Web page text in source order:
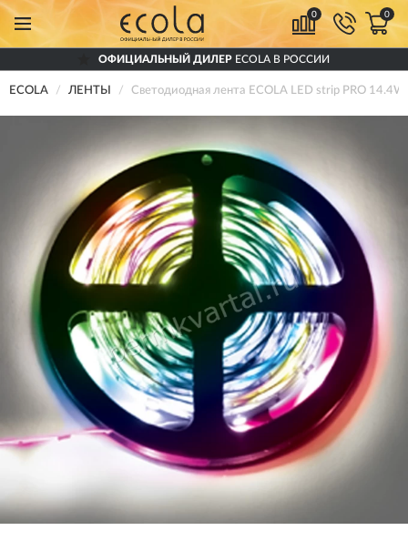
0 0
ОФИЦИАЛЬНЫЙ ДИЛЕРECOLA В РОССИИ
ECOLA ЛЕНТЫ Светодиодная лента ECOLA LED strip PRO